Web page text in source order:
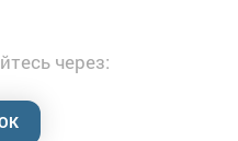
через: